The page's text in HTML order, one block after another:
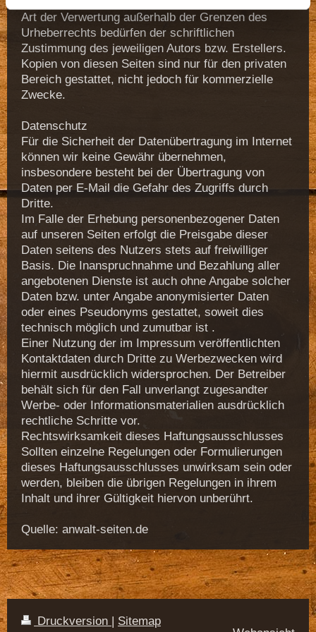
Art der Verwertung außerhalb der Grenzen des
Urheberrechts bedürfen der schriftlichen
Zustimmung des jeweiligen Autors bzw. Erstellers.
Kopien von diesen Seiten sind nur für den privaten
Bereich gestattet, nicht jedoch für kommerzielle
Zwecke.
Datenschutz
Für die Sicherheit der Datenübertragung im Internet
können wir keine Gewähr übernehmen,
insbesondere besteht bei der Übertragung von
Daten per E-Mail die Gefahr des Zugriffs durch
Dritte.
Im Falle der Erhebung personenbezogener Daten
auf unseren Seiten erfolgt die Preisgabe dieser
Daten seitens des Nutzers stets auf freiwilliger
Basis. Die Inanspruchnahme und Bezahlung aller
angebotenen Dienste ist auch ohne Angabe solcher
Daten bzw. unter Angabe anonymisierter Daten
oder eines Pseudonyms gestattet, soweit dies
technisch möglich und zumutbar ist .
Einer Nutzung der im Impressum veröffentlichten
Kontaktdaten durch Dritte zu Werbezwecken wird
hiermit ausdrücklich widersprochen. Der Betreiber
behält sich für den Fall unverlangt zugesandter
Werbe- oder Informationsmaterialien ausdrücklich
rechtliche Schritte vor.
Rechtswirksamkeit dieses Haftungsausschlusses
Sollten einzelne Regelungen oder Formulierungen
dieses Haftungsausschlusses unwirksam sein oder
werden, bleiben die übrigen Regelungen in ihrem
Inhalt und ihrer Gültigkeit hiervon unberührt.
Quelle: anwalt-seiten.de
Druckversion | Sitemap